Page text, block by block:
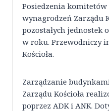
Posiedzenia komitetów
wynagrodzeń Zarządu
pozostałych jednostek
w roku. Przewodniczy
Kościoła.
Zarządzanie
Zarządu Kościoła
poprzez ADK i ANK.